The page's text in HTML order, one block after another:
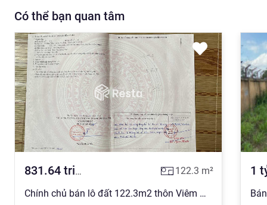
Có thể bạn quan tâm
831.64 triệu 122.3 m²
Chính chủ bán lô đất 122.3m2 thôn Viêm Khê xã Hợp Tiến Mỹ Đức Hà Nội - đường rộng, ô tô vào tận nơi
1